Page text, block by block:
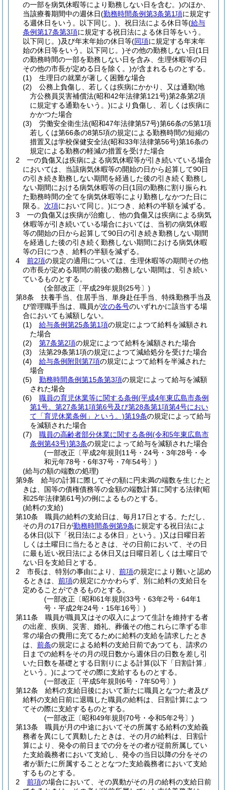
の一部を病気休暇等により勤務しない日を含む。)のほか、
当該療養期間中の週休日(勤務時間条例第3条第1項に規定す
る週休日をいう。以下同じ。) 、祝日法による休日等(給与
条例第17条第3項に規定する祝日法による休日等をいう。
以下同じ。)及び年末年始の休日等(同項に規定する年末年
始の休日等をいう。以下同じ。)その他の勤務しない日(1日
の勤務時間の一部を勤務しない日を含み、生理休暇等の日
その他の市長が定める日を除く。)が含まれるものとする。
(1)
生理日の就業が著しく困難な場合
(2)
公務上負傷し、若しくは疾病にかかり、又は通勤(地
方公務員災害補償法(昭和42年法律第121号)第2条第2項
に規定する通勤をいう。)により負傷し、若しくは疾病に
かかつた場合
(3)
労働安全衛生法(昭和47年法律第57号)第66条の5第1項
若しくは第66条の8第5項の規定による勤務時間の短縮の
措置又は学校保健安全法(昭和33年法律第56号)第16条の
規定による勤務の軽減の措置を受けた場合
2
一の負傷又は疾病による病気休暇等が引き続いている場合
においては、当該病気休暇等の開始の日から起算して90日
の引き続き勤務しない期間を経過した後の引き続く勤務し
ない期間における病気休暇等の日(1回の勤務に割り振られ
た勤務時間の全てを病気休暇等により勤務しなかつた日に
限る。 次項において同じ。)につき、給料の半額を減ずる。
3
一の負傷又は疾病が治癒し、他の負傷又は疾病による病気
休暇等が引き続いている場合においては、当初の病気休暇
等の開始の日から起算して90日の引き続き勤務しない期間
を経過した後の引き続く勤務しない期間における病気休暇
等の日につき、給料の半額を減ずる。
4
前2項の規定の適用については、生理休暇等の期間その他
の市長が定める期間の前後の勤務しない期間は、引き続い
ているものとする。
(全部改正〔平成29年規則25号〕)
第8条
扶養手当、住居手当、単身赴任手当、特殊勤務手当及
び管理職手当は、職員が次の各号のいずれかに該当する場
合においても減額しない。
(1)
給与条例第25条第1項の規定によつて給料を減額され
た場合
(2)
第7条第2項の規定によつて給料を減額された場合
(3)
法第29条第1項の規定によつて減給処分を受けた場合
(4)
給与条例附則第7項の規定によつて給料を半減された
場合
(5)
勤務時間条例第15条第3項の規定によって給与を減額
された場合
(6)
職員の育児休業等に関する条例(平成4年東広島市条例
第1号。第27条第1項第6号及び第28条第1項第4号におい
て「育児休業条例」という。)第19条の規定によって給与
を減額された場合
(7)
職員の高齢者部分休業に関する条例(令和5年東広島市
条例第43号)第3条の規定によって給与を減額された場合
(一部改正〔平成2年規則11号・24号・3年28号・令
和元年78号・6年37号・7年54号〕)
(給与の額の端数の処理)
第9条
給与の計算に際してその額に円未満の端数を生じたと
きは、国等の債権債務等の金額の端数計算に関する法律(昭
和25年法律第61号)の例によるものとする。
(給料の支給)
第10条
職員の給料の支給日は、毎月17日とする。 ただし、
その月の17日が勤務時間条例第9条に規定する祝日法によ
る休日(以下「祝日法による休日」という。)又は日曜日若
しくは土曜日に当たるときは、その日前において、その日
に最も近い祝日法による休日又は日曜日若しくは土曜日で
ない日を支給日とする。
2
市長は、特別の事由により、 前項の規定により難いと認め
るときは、 前項の規定にかかわらず、別に給料の支給日を
定めることができるものとする。
(一部改正〔昭和61年規則33号・63年2号・64年1
号・平成2年24号・15年16号〕)
第11条
職員が職員又はその収入によつて生計を維持する者
の出産、疾病、災害、婚礼、葬儀その他これらに準ずる非
常の場合の費用に充てるために給料の支給を請求したとき
は、 前条の規定による給料の支給日前であつても、請求の
日までの給料をその月の現日数から週休日の日数を差し引
いた日数を基礎とする日割りによる計算(以下「日割計算」
という。)によつてその際に支給するものとする。
(一部改正〔平成5年規則6号・7年50号〕)
第12条
給料の支給日後において新たに職員となつた者及び
給料の支給日前に退職した職員の給料は、日割計算によつ
てその際に支給するものとする。
(一部改正〔昭和49年規則70号・令和5年2号〕)
第13条
職員が月の中途においてその所属する給料の支給義
務者を異にして異動したときは、その月の給料は、日割計
算により、発令の前日までの分をその者が従前所属してい
た支給義務者において支給し、発令の当日以降の分をその
者が新たに所属することとなつた支給義務者において支給
するものとする。
2
前項の場合において、その異動がその月の給料の支給日前